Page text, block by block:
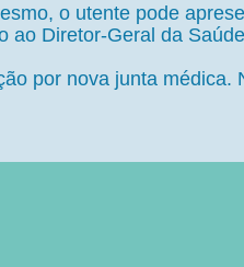
o utente pode
ao Diretor-Geral da
por nova junta médica.